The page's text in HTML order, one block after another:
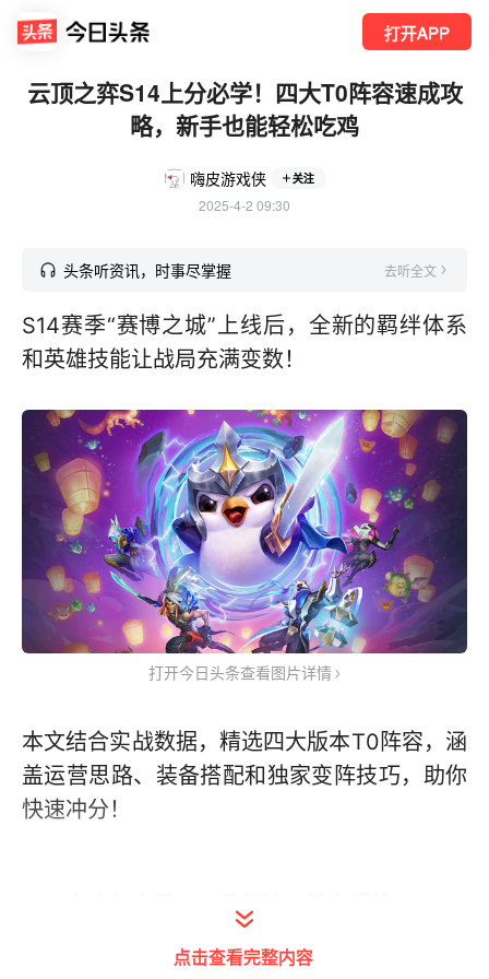
打开APP
云顶之弈S14上分必学！四大T0阵容速成攻
略，新手也能轻松吃鸡
嗨皮游戏侠 关注
2025-4-2 09:30
头条听资讯，时事尽掌握 去听全文
S14赛季“赛博之城”上线后，全新的羁绊体系
和英雄技能让战局充满变数！
打开今日头条查看图片详情
本文结合实战数据，精选四大版本T0阵容，涵
盖运营思路、装备搭配和独家变阵技巧，助你
快速冲分！
一、辛迪加小丑：一费战神，杀穿后排
小丑（主C）、卡牌、女枪
点击查看完整内容